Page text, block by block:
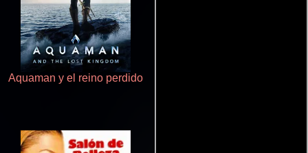
Aquaman y el reino perdido